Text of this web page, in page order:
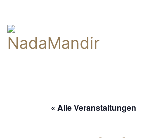
« Alle Veranstaltungen